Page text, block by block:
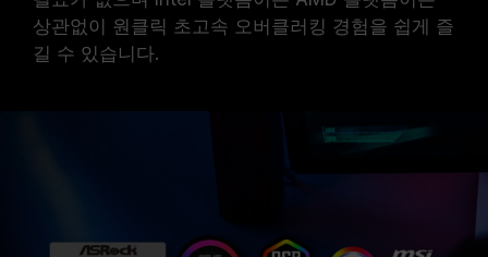
상관없이 원클릭 초고속 오버클러킹 경험을 쉽게 즐
길 수 있습니다.